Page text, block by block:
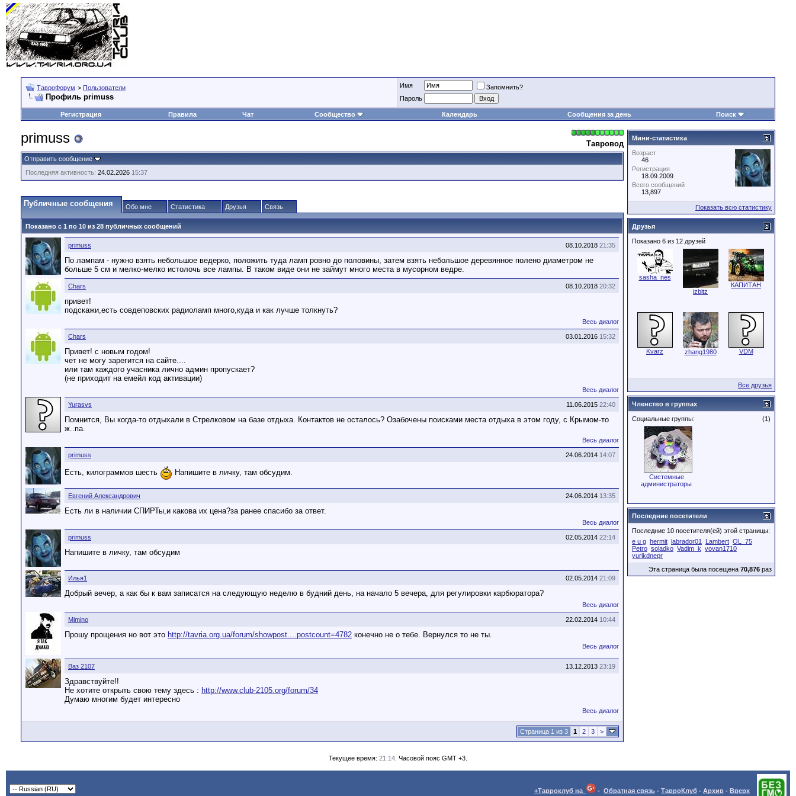
ТавроФорум > Пользователи
Профиль primuss
Имя
Запомнить?
Пароль
Регистрация Правила Чат Сообщество Календарь Сообщения за день Поиск
Тавровод
primuss
Отправить сообщение
Последняя активность: 24.02.2026 15:37
Публичные сообщения Обо мне Статистика Друзья Связь
Показано с 1 по 10 из 28 публичных сообщений
08.10.2018 21:35
primuss
По лампам - нужно взять небольшое ведерко, положить туда ламп ровно до половины, затем взять небольшое деревянное полено диаметром не
больше 5 см и мелко-мелко истолочь все лампы. В таком виде они не займут много места в мусорном ведре.
08.10.2018 20:32
Chars
привет!
подскажи,есть совдеповских радиоламп много,куда и как лучше толкнуть?
Весь диалог
03.01.2016 15:32
Chars
Привет! с новым годом!
чет не могу зарегится на сайте....
или там каждого учасника лично админ пропускает?
(не приходит на емейл код активации)
Весь диалог
11.06.2015 22:40
Yurasvs
Помнится, Вы когда-то отдыхали в Стрелковом на базе отдыха. Контактов не осталось? Озабочены поисками места отдыха в этом году, с Крымом-то
ж..па.
Весь диалог
24.06.2014 14:07
primuss
Есть, килограммов шесть Напишите в личку, там обсудим.
24.06.2014 13:35
Евгений Александрович
Есть ли в наличии СПИРТы,и какова их цена?за ранее спасибо за ответ.
Весь диалог
02.05.2014 22:14
primuss
Напишите в личку, там обсудим
02.05.2014 21:09
Илья1
Добрый вечер, а как бы к вам записатся на следующую неделю в будний день, на начало 5 вечера, для регулировки карбюратора?
Весь диалог
22.02.2014 10:44
Mimino
Прошу прощения но вот это http://tavria.org.ua/forum/showpost....postcount=4782 конечно не о тебе. Вернулся то не ты.
Весь диалог
13.12.2013 23:19
Ваз 2107
Здравствуйте!!
Не хотите открыть свою тему здесь : http://www.club-2105.org/forum/34
Думаю многим будет интересно
Весь диалог
Страница 1 из 3 1 2 3 >
Мини-статистика
Возраст
46
Регистрация
18.09.2009
Всего сообщений
13,897
Показать всю статистику
Друзья
Показано 6 из 12 друзей
sasha_nes
izbitz
КАПИТАН
Kvarz zhang1980 VDM
Все друзья
Членство в группах
(1)
Социальные группы:
Системные
администраторы
Последние посетители
Последние 10 посетителя(ей) этой страницы:
e u g hermit labrador01 Lambert OL_75
Petro soladko Vadim_k vovan1710
yurikdnepr
Эта страница была посещена 70,876 раз
Текущее время: 21:14 . Часовой пояс GMT +3.
+Тавроклуб на - Обратная связь - ТавроКлуб - Архив - Вверх